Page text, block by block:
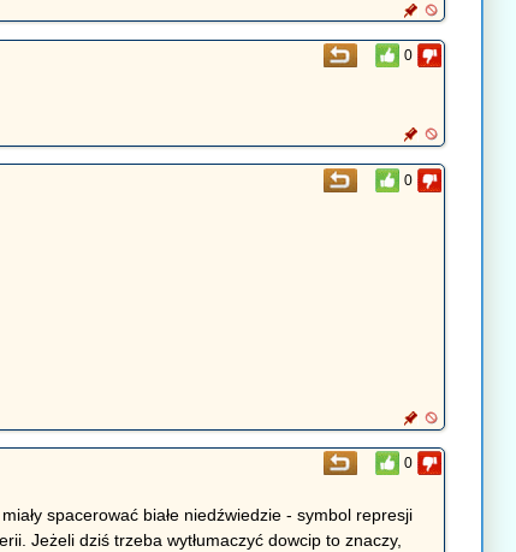
0
0
0
spacerować białe niedźwiedzie - symbol represji
Jeżeli dziś trzeba wytłumaczyć dowcip to znaczy,